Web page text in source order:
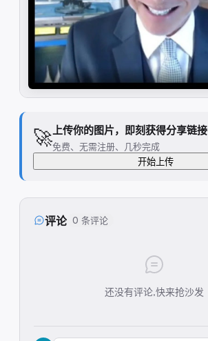
🚀 上传你的图片，即刻获得分享链接
免费、无需注册、几秒完成
开始上传
评论 0 条评论
还没有评论,快来抢沙发